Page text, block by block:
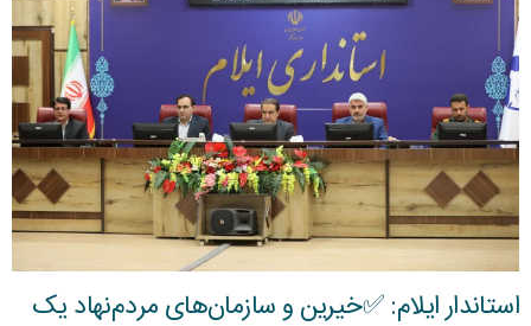
استاندار ایلام: ✅خیرین و سازمان‌های مردم‌نهاد یک